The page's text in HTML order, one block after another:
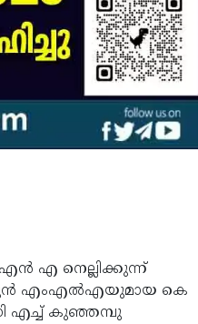
എൻ എ നെല്ലിക്കുന്ന്
മുൻ എംഎൽഎയുമായ കെ
എച്ച് കുഞ്ഞമ്പു